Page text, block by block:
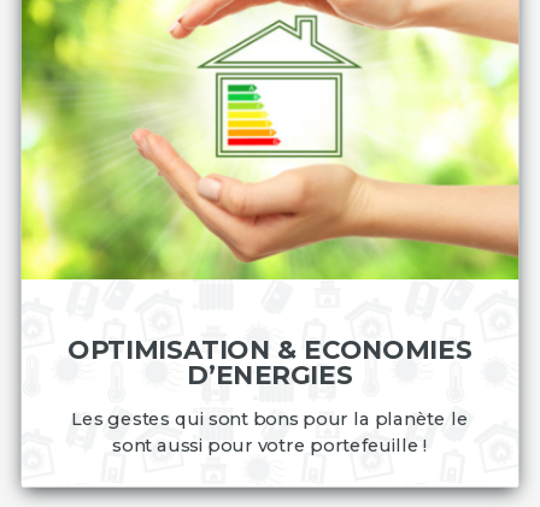
OPTIMISATION & ECONOMIES
D’ENERGIES
Les gestes qui sont bons pour la planète le
sont aussi pour votre portefeuille !